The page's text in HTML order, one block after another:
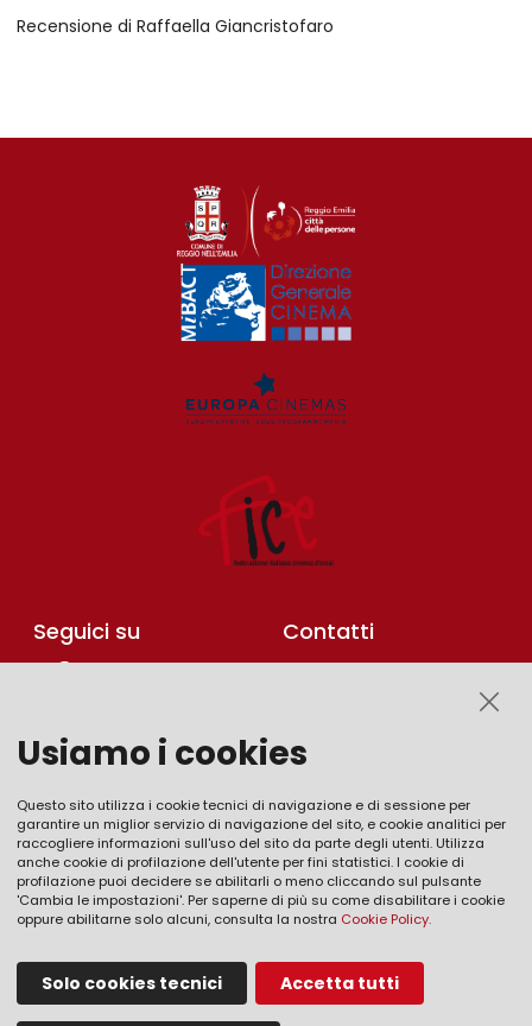
Recensione di Raffaella Giancristofaro
Seguici su Contatti
Informazioni
Ufficio cinema
Piazza Casotti 1/c
Tel. 0522.456632
Usiamo i cookies
Questo sito utilizza i cookie tecnici di navigazione e di sessione per
garantire un miglior servizio di navigazione del sito, e cookie analitici per
raccogliere informazioni sull'uso del sito da parte degli utenti. Utilizza
anche cookie di profilazione dell'utente per fini statistici. I cookie di
profilazione puoi decidere se abilitarli o meno cliccando sul pulsante
'Cambia le impostazioni'. Per saperne di più su come disabilitare i cookie
oppure abilitarne solo alcuni, consulta la nostra Cookie Policy.
Solo cookies tecnici Accetta tutti